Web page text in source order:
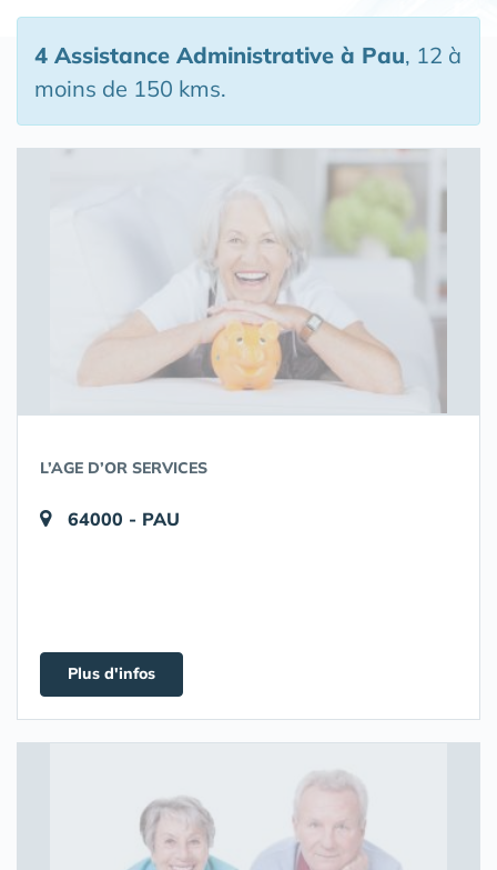
4 Assistance Administrative à Pau, 12 à
moins de 150 kms.
L’AGE D’OR SERVICES
64000 - PAU
Plus d'infos